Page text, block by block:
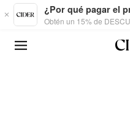
Skip to main content
¿Por qué pagar el
Obtén un 15% de